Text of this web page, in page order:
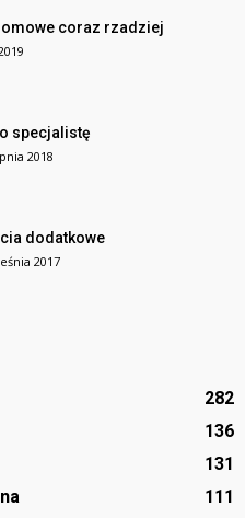
coraz rzadziej
specjalistę
2018
dodatkowe
2017
282
136
131
111